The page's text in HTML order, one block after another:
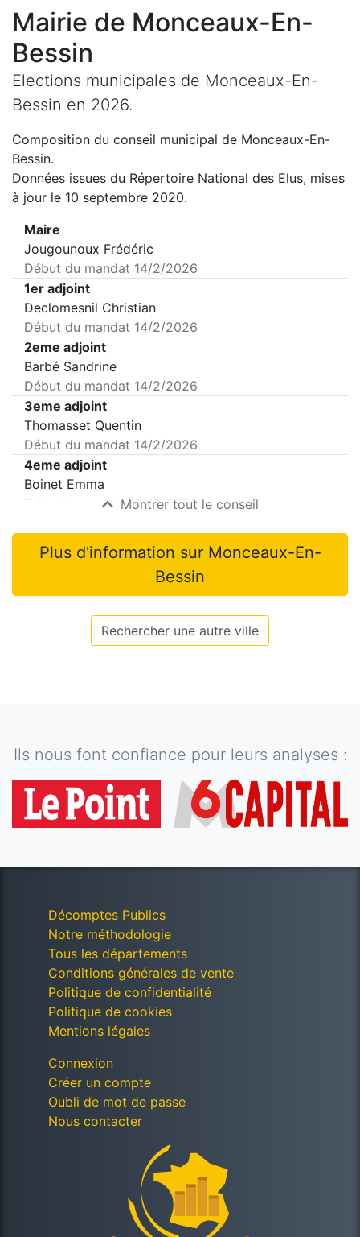
Mairie de Monceaux-En-
Bessin
Elections municipales de Monceaux-En-
Bessin en 2026.
Composition du conseil municipal de Monceaux-En-
Bessin.
Données issues du Répertoire National des Elus, mises
à jour le 10 septembre 2020.
Maire
Jougounoux Frédéric
Début du mandat 14/2/2026
1er adjoint
Declomesnil Christian
Début du mandat 14/2/2026
2eme adjoint
Barbé Sandrine
Début du mandat 14/2/2026
3eme adjoint
Thomasset Quentin
Début du mandat 14/2/2026
4eme adjoint
Boinet Emma
Début du mandat14/2/2026
Montrer tout le conseil
Plus d'information sur Monceaux-En-
Bessin
Rechercher une autre ville
Ils nous font confiance pour leurs analyses :
Décomptes Publics
Notre méthodologie
Tous les départements
Conditions générales de vente
Politique de confidentialité
Politique de cookies
Mentions légales
Connexion
Créer un compte
Oubli de mot de passe
Nous contacter